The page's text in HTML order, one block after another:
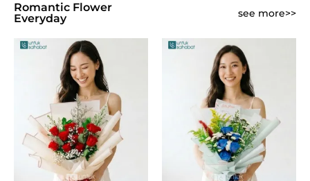
Romantic Flower
Everyday
see more>>